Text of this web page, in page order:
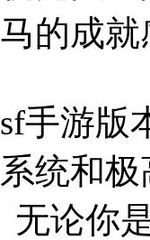
的成就
手游版
统和
无论你